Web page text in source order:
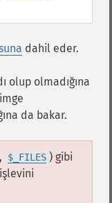
dahil eder.
olup olmadığına
da bakar.
, $_FILES ) gibi
işlevini